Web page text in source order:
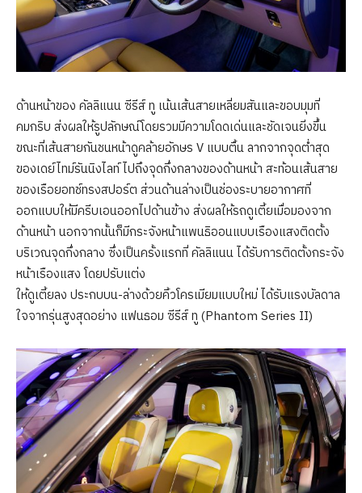
ด้านหน้าของ คัลลิแนน ซีรีส์ ทู เน้นเส้นสายเหลี่ยมสันและขอบมุมที่
คมกริบ ส่งผลให้รูปลักษณ์โดยรวมมีความโดดเด่นและชัดเจนยิ่งขึ้น
ขณะที่เส้นสายกันชนหน้าดูคล้ายอักษร V แบบตื้น ลากจากจุดต่ำสุด
ของเดย์ไทม์รันนิงไลท์ ไปถึงจุดกึ่งกลางของด้านหน้า สะท้อนเส้นสาย
ของเรือยอทช์ทรงสปอร์ต ส่วนด้านล่างเป็นช่องระบายอากาศที่
ออกแบบให้มีครีบเอนออกไปด้านข้าง ส่งผลให้รถดูเตี้ยเมื่อมองจาก
ด้านหน้า นอกจากนั้นก็มีกระจังหน้าแพนธิออนแบบเรืองแสงติดตั้ง
บริเวณจุดกึ่งกลาง ซึ่งเป็นครั้งแรกที่ คัลลิแนน ได้รับการติดตั้งกระจัง
หน้าเรืองแสง โดยปรับแต่ง
ให้ดูเตี้ยลง ประกบบน-ล่างด้วยคิ้วโครเมียมแบบใหม่ ได้รับแรงบัลดาล
ใจจากรุ่นสูงสุดอย่าง แฟนธอม ซีรีส์ ทู (Phantom Series II)